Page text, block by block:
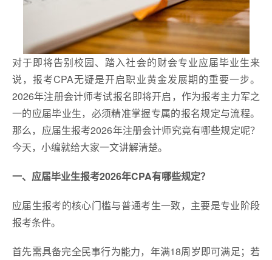
对于即将告别校园、踏入社会的财会专业应届毕业生来
说，报考CPA无疑是开启职业黄金发展期的重要一步。
2026年注册会计师考试报名即将开启，作为报考主力军之
一的应届毕业生，必须精准掌握专属的报名规定与流程。
那么，应届生报考2026年注册会计师究竟有哪些规定呢？
今天，小编就给大家一文讲解清楚。
一、应届毕业生报考2026年CPA有哪些规定？
应届生报考的核心门槛与普通考生一致，主要是专业阶段
报考条件。
首先需具备完全民事行为能力，年满18周岁即可满足；若